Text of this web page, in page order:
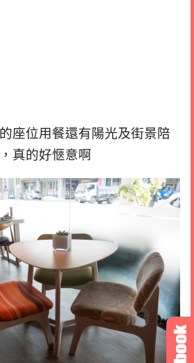
座位用餐還有陽光及街景陪
真的好愜意啊